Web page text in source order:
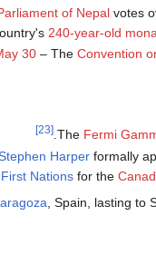
of Nepalvotes
240-year-old
30– The Convention
The Fermi
[23]
Harper formally
First Nations for the
, Spain, lasting to